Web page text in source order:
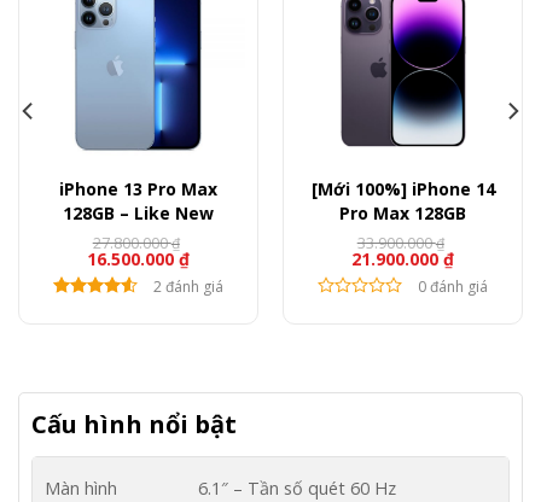
iPhone 13 Pro Max
128GB – Like New
16.500.000 ₫
27.800.000₫
2 đánh giá
[Mới 100%] iPhone 14
Pro Max 128GB
21.900.000 ₫
33.900.000₫
0 đánh giá
Cấu hình nổi bật
Màn hình 6.1″ – Tần số quét 60 Hz